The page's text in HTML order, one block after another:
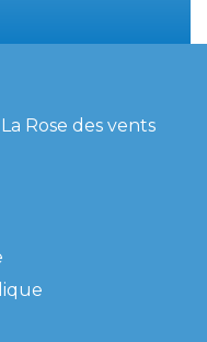
Rose des vents